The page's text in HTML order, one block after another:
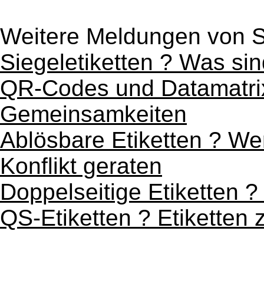
Weitere Meldungen von
Siegeletiketten ? Was
QR-Codes und
Gemeinsamkeiten
Ablösbare Etiketten ?
Konflikt geraten
Doppelseitige Etiketten
QS-Etiketten ? Etiketten